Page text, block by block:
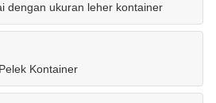
dengan ukuran leher kontainer
Kontainer